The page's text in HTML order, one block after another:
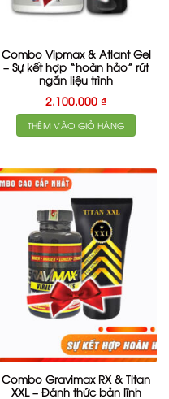
Combo Vipmax & Atlant Gel
– Sự kết hợp “hoàn hảo” rút
ngắn liệu trình
2.100.000 ₫
THÊM VÀO GIỎ HÀNG
Combo Gravimax RX & Titan
XXL – Đánh thức bản lĩnh